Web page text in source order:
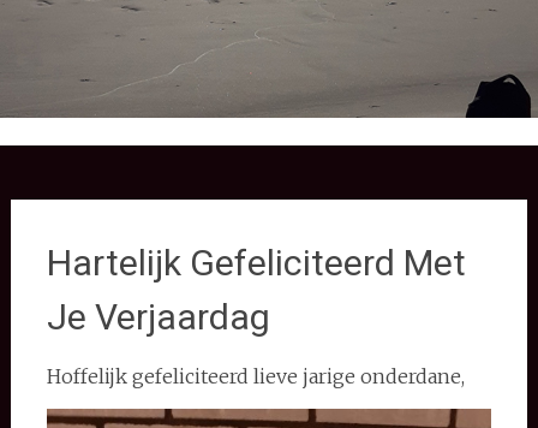
Hartelijk Gefeliciteerd Met
Je Verjaardag
Hoffelijk gefeliciteerd lieve jarige onderdane,